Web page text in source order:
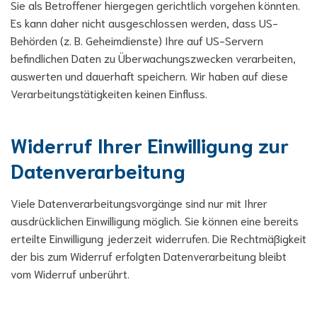
Sie als Betroffener hiergegen gerichtlich vorgehen könnten.
Es kann daher nicht ausgeschlossen werden, dass US-
Behörden (z. B. Geheimdienste) Ihre auf US-Servern
befindlichen Daten zu Überwachungszwecken verarbeiten,
auswerten und dauerhaft speichern. Wir haben auf diese
Verarbeitungstätigkeiten keinen Einfluss.
Widerruf Ihrer Einwilligung zur
Datenverarbeitung
Viele Datenverarbeitungsvorgänge sind nur mit Ihrer
ausdrücklichen Einwilligung möglich. Sie können eine bereits
erteilte Einwilligung jederzeit widerrufen. Die Rechtmäßigkeit
der bis zum Widerruf erfolgten Datenverarbeitung bleibt
vom Widerruf unberührt.